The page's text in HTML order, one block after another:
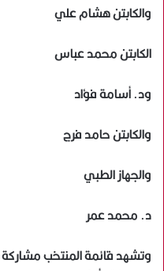
والكابتن هشام علي
الكابتن محمد عباس
ود. أسامة فؤاد
والكابتن حامد فرج
والجهاز الطبي
د. محمد عمر
وتشهد قائمة المنتخب